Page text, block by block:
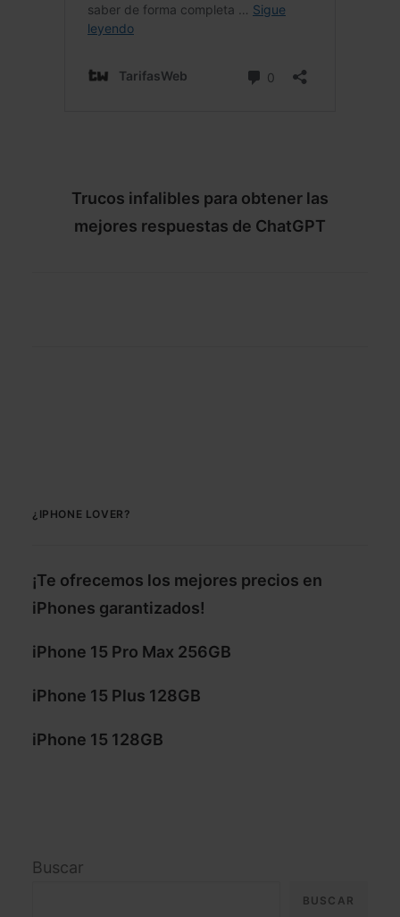
Trucos infalibles para obtener las
mejores respuestas de ChatGPT
¿IPHONE LOVER?
¡Te ofrecemos los mejores precios en
iPhones garantizados!
iPhone 15 Pro Max 256GB
iPhone 15 Plus 128GB
iPhone 15 128GB
Buscar
BUSCAR